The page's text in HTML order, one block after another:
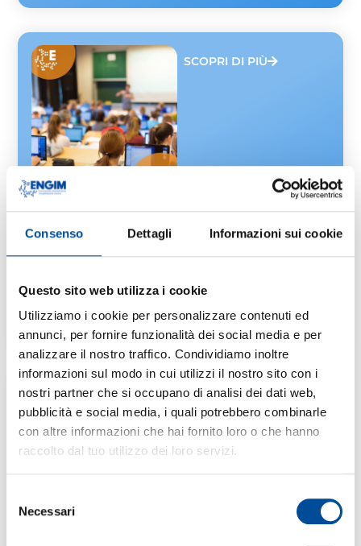
Consenso Dettagli Informazioni sui cookie
Questo sito web utilizza i cookie
Utilizziamo i cookie per personalizzare contenuti ed
annunci, per fornire funzionalità dei social media e per
analizzare il nostro traffico. Condividiamo inoltre
informazioni sul modo in cui utilizzi il nostro sito con i
nostri partner che si occupano di analisi dei dati web,
pubblicità e social media, i quali potrebbero combinarle
con altre informazioni che hai fornito loro o che hanno
raccolto dal tuo utilizzo dei loro servizi.
delNecessari
ADEGUAMENTO
ALLA TRANSIZIONE
COMPETENZE ICDL
BASE
90 ORE DI CUI 0 DI STAGE
SCOPRI DI PIÙ
SCOPRI DI PIÙ